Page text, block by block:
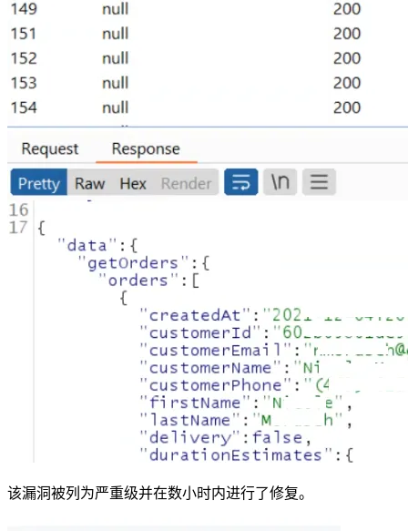
该漏洞被列为严重级并在数小时内进行了修复。